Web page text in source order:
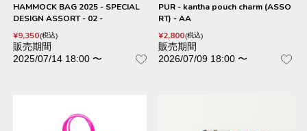
HAMMOCK BAG 2025 - SPECIAL
DESIGN ASSORT - 02 -
¥9,350 税込
販売期間
2025/07/14 18:00 〜
PUR - kantha pouch charm (ASSO
RT) - AA
¥2,800 税込
販売期間
2026/07/09 18:00 〜